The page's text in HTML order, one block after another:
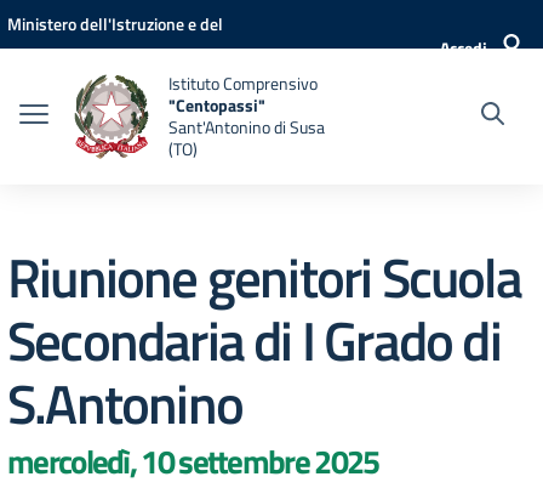
Vai ai contenuti
Vai al menu di navigazione
Vai al footer
Ministero dell'Istruzione e del
Accedi
Istituto Comprensivo
"Centopassi"
Sant'Antonino di Susa
(TO)
Riunione genitori Scuola
Secondaria di I Grado di
S.Antonino
mercoledì, 10 settembre 2025